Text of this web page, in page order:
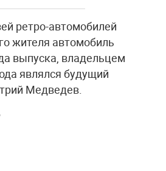
ретро-автомобилей
жителя автомобиль
выпуска, владельцем
являлся будущий
Медведев.